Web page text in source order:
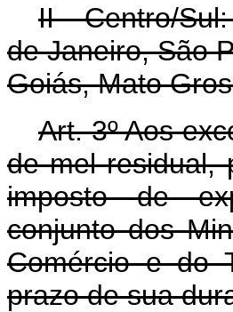
II - Centro/
de Janeiro, São
Goiás, Mato
Art. 3º Aos
de mel residual,
imposto de
conjunto dos
Comércio e do
prazo de sua